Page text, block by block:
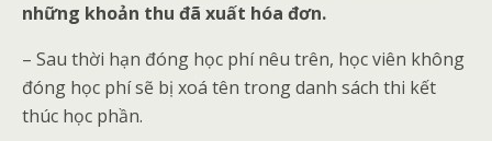
những khoản thu đã xuất hóa đơn.
– Sau thời hạn đóng học phí nêu trên, học viên không
đóng học phí sẽ bị xoá tên trong danh sách thi kết
thúc học phần.